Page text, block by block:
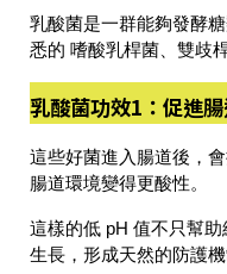
乳酸菌是一群能夠發酵
悉的 嗜酸乳桿菌、雙歧
乳酸菌功效1：促進
這些好菌進入腸道後，
腸道環境變得更酸性。
這樣的低 pH 值不只幫助
生長，形成天然的防護機